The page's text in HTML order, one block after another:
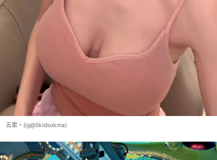
五索。(ig@5kidsokma)